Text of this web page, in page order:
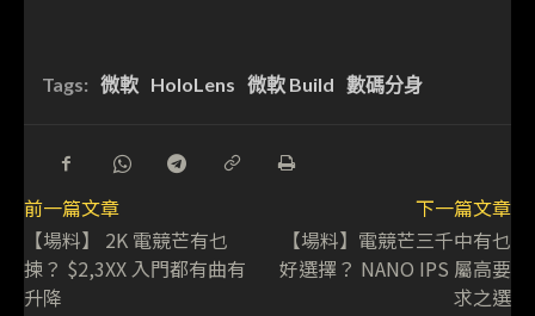
Tags: 微軟 HoloLens 微軟 Build 數碼分身
前一篇文章
【場料】 2K 電競芒有乜
揀？ $2,3XX 入門都有曲有
升降
下一篇文章
【場料】電競芒三千中有乜
好選擇？ NANO IPS 屬高要
求之選